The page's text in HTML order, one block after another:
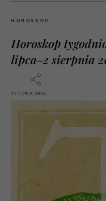
HOROSKOP
Horoskop
lipca–2 sierpnia
27 LIPCA 2026